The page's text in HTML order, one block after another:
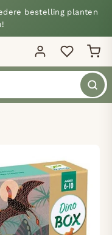
bestelling planten